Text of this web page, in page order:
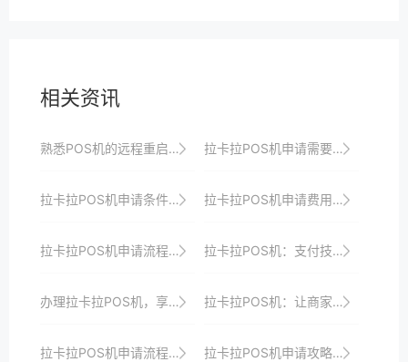
相关资讯
熟悉POS机的远程重启功能，以便快速恢复设备。 拉卡拉POS机申请需要哪些资质？一文读懂
拉卡拉POS机申请条件及审核时间详解 拉卡拉POS机申请费用及优惠政策全攻略
拉卡拉POS机申请流程：线上与线下对比分析 拉卡拉POS机：支付技术的新突破，创造新商机
办理拉卡拉POS机，享受专业支付解决方案 拉卡拉POS机：让商家收银更智能、更高效
拉卡拉POS机申请流程：线下申请的详细步骤 拉卡拉POS机申请攻略：如何选择适合自己的机型？